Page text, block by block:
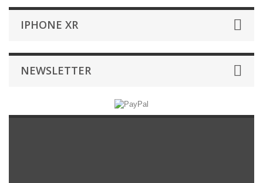
IPHONE XR
NEWSLETTER